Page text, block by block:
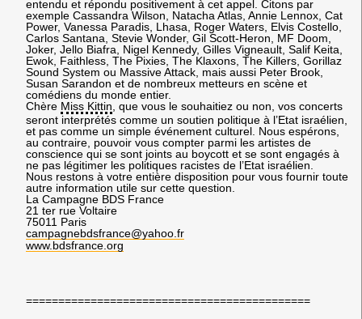
entendu et répondu positivement à cet appel. Citons par
exemple Cassandra Wilson, Natacha Atlas, Annie Lennox, Cat
Power, Vanessa Paradis, Lhasa, Roger Waters, Elvis Costello,
Carlos Santana, Stevie Wonder, Gil Scott-Heron, MF Doom,
Joker, Jello Biafra, Nigel Kennedy, Gilles Vigneault, Salif Keita,
Ewok, Faithless, The Pixies, The Klaxons, The Killers, Gorillaz
Sound System ou Massive Attack, mais aussi Peter Brook,
Susan Sarandon et de nombreux metteurs en scène et
comédiens du monde entier.
Chère Miss Kittin, que vous le souhaitiez ou non, vos concerts
seront interprétés comme un soutien politique à l’Etat israélien,
et pas comme un simple événement culturel. Nous espérons,
au contraire, pouvoir vous compter parmi les artistes de
conscience qui se sont joints au boycott et se sont engagés à
ne pas légitimer les politiques racistes de l’Etat israélien.
Nous restons à votre entière disposition pour vous fournir toute
autre information utile sur cette question.
La Campagne BDS France
21 ter rue Voltaire
75011 Paris
campagnebdsfrance@yahoo.fr
www.bdsfrance.org
============================================